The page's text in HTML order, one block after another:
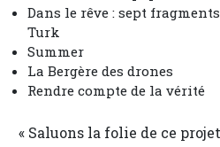
Dans le rêve : sept
Turk
Summer
La Bergère des drones
Rendre compte de la vérité
« Saluons la folie de ce